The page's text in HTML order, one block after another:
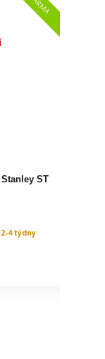
ST
2-4 týdny